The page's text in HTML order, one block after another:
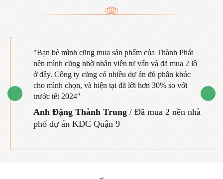
"Bạn bè mình cũng mua sản phẩm của Thành Phát
nên mình cũng nhờ nhân viên tư vấn và đã mua 2 lô
ở đây. Công ty cũng có nhiều dự án đủ phân khúc
cho mình chọn, và hiện tại đã lời hơn 30% so với
trước tết 2024"
Anh Đặng Thành Trung / Đã mua 2 nền nhà
phố dự án KDC Quận 9